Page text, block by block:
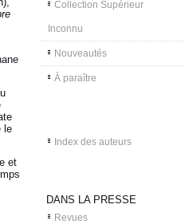
le
et
Collection Supérieur
Inconnu
Nouveautés
À paraître
Index des auteurs
DANS LA PRESSE
Revues